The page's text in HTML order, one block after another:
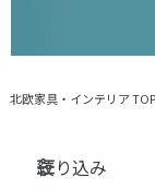
北欧家具・インテリア TOP
絞り込み